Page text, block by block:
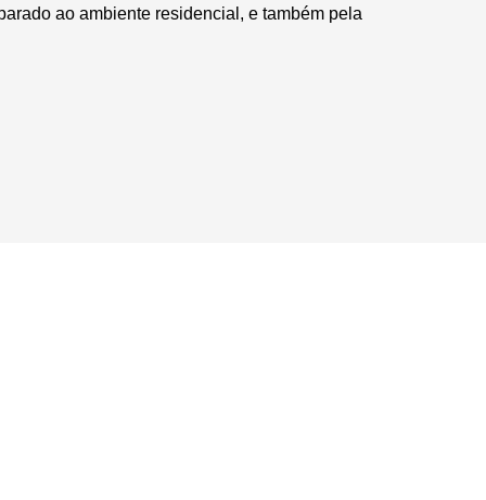
ao ambiente residencial, e também pela